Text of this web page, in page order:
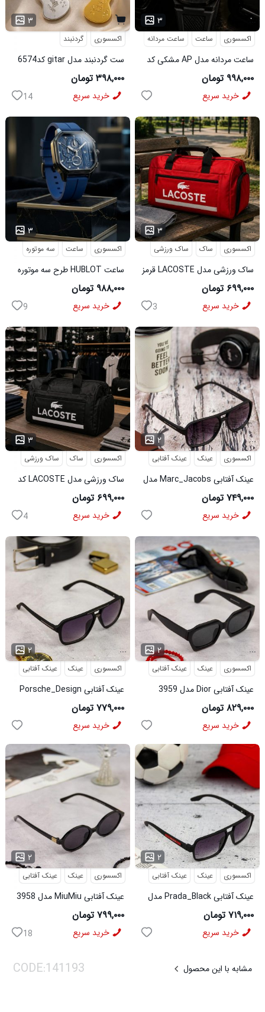
۳
اکسسوری گردنبند
ست گردنبند مدل gitar کد6574
۳۹۸,۰۰۰ تومان
خرید سریع 14
۳ ...
اکسسوری ساعت ساعت مردانه
ساعت مردانه مدل AP مشکی کد
6546
۹۹۸,۰۰۰ تومان
خرید سریع
۳
اکسسوری ساعت سه موتوره
ساعت HUBLOT طرح سه موتوره
سورمه ای کد 6559
۹۸۸,۰۰۰ تومان
خرید سریع 9
۳ ...
اکسسوری ساک ساک ورزشی
ساک ورزشی مدل LACOSTE قرمز
کد6567
۶۹۹,۰۰۰ تومان
خرید سریع 3
۳ ...
اکسسوری ساک ساک ورزشی
ساک ورزشی مدل LACOSTE کد
6566
۶۹۹,۰۰۰ تومان
خرید سریع 4
۲ ...
اکسسوری عینک عینک آفتابی
عینک آفتابی Marc_Jacobs مدل
3956
۷۴۹,۰۰۰ تومان
خرید سریع
۲ ...
اکسسوری عینک عینک آفتابی
عینک آفتابی Porsche_Design
مدل 3960
۷۷۹,۰۰۰ تومان
خرید سریع
۲ ...
اکسسوری عینک عینک آفتابی
عینک آفتابی Dior مدل 3959
۸۲۹,۰۰۰ تومان
خرید سریع
۲ ...
اکسسوری عینک عینک آفتابی
عینک آفتابی MiuMiu مدل 3958
۷۹۹,۰۰۰ تومان
خرید سریع 18
۲ ...
اکسسوری عینک عینک آفتابی
عینک آفتابی Prada_Black مدل
3957
۷۱۹,۰۰۰ تومان
خرید سریع
مشابه با این محصول